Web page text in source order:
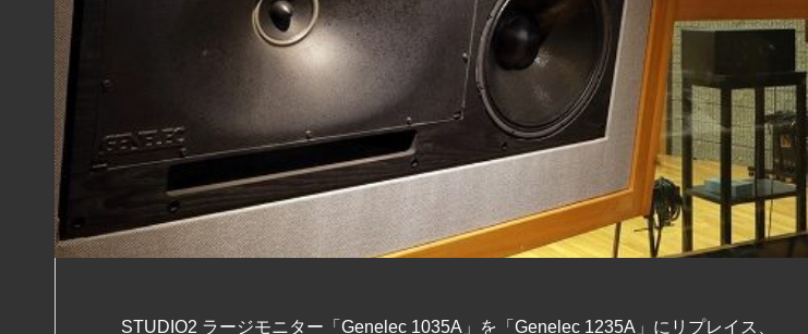
STUDIO2 ラージモニター「Genelec 1035A」を「Genelec 1235A」にリプレイス、